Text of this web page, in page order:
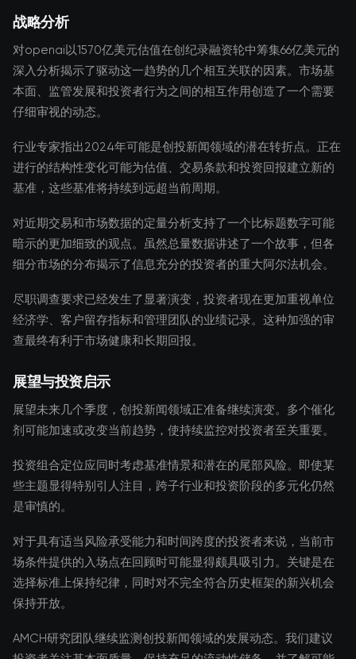
战略分析
对openai以1570亿美元估值在创纪录融资轮中筹集66亿美元的
深入分析揭示了驱动这一趋势的几个相互关联的因素。市场基
本面、监管发展和投资者行为之间的相互作用创造了一个需要
仔细审视的动态。
行业专家指出2024年可能是创投新闻领域的潜在转折点。正在
进行的结构性变化可能为估值、交易条款和投资回报建立新的
基准，这些基准将持续到远超当前周期。
对近期交易和市场数据的定量分析支持了一个比标题数字可能
暗示的更加细致的观点。虽然总量数据讲述了一个故事，但各
细分市场的分布揭示了信息充分的投资者的重大阿尔法机会。
尽职调查要求已经发生了显著演变，投资者现在更加重视单位
经济学、客户留存指标和管理团队的业绩记录。这种加强的审
查最终有利于市场健康和长期回报。
展望与投资启示
展望未来几个季度，创投新闻领域正准备继续演变。多个催化
剂可能加速或改变当前趋势，使持续监控对投资者至关重要。
投资组合定位应同时考虑基准情景和潜在的尾部风险。即使某
些主题显得特别引人注目，跨子行业和投资阶段的多元化仍然
是审慎的。
对于具有适当风险承受能力和时间跨度的投资者来说，当前市
场条件提供的入场点在回顾时可能显得颇具吸引力。关键是在
选择标准上保持纪律，同时对不完全符合历史框架的新兴机会
保持开放。
AMCH研究团队继续监测创投新闻领域的发展动态。我们建议